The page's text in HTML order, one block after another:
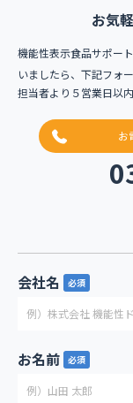
お気
機能性表示食品サポー
いましたら、下記フォ
担当者より５営業日以
お
会社名 必須
お名前 必須